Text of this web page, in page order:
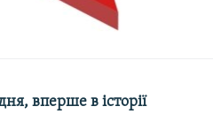
вперше в історії